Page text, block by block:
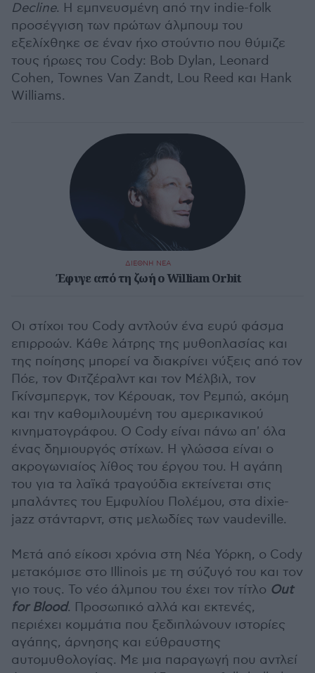
Decline. Η εμπνευσμένη από την indie-folk
προσέγγιση των πρώτων άλμπουμ του
εξελίχθηκε σε έναν ήχο στούντιο που θύμιζε
τους ήρωες του Cody: Bob Dylan, Leonard
Cohen, Townes Van Zandt, Lou Reed και Hank
Williams.
ΔΙΕΘΝΗ ΝΕΑ
Έφυγε από τη ζωή ο William Orbit
Οι στίχοι του Cody αντλούν ένα ευρύ φάσμα
επιρροών. Κάθε λάτρης της μυθοπλασίας και
της ποίησης μπορεί να διακρίνει νύξεις από τον
Πόε, τον Φιτζέραλντ και τον Μέλβιλ, τον
Γκίνσμπεργκ, τον Κέρουακ, τον Ρεμπώ, ακόμη
και την καθομιλουμένη του αμερικανικού
κινηματογράφου. Ο Cody είναι πάνω απ' όλα
ένας δημιουργός στίχων. Η γλώσσα είναι ο
ακρογωνιαίος λίθος του έργου του. Η αγάπη
του για τα λαϊκά τραγούδια εκτείνεται στις
μπαλάντες του Εμφυλίου Πολέμου, στα dixie-
jazz στάνταρντ, στις μελωδίες των vaudeville.
Μετά από είκοσι χρόνια στη Νέα Υόρκη, ο Cody
μετακόμισε στο Illinois με τη σύζυγό του και τον
γιο τους. Το νέο άλμπου του έχει τον τίτλο Out
for Blood. Προσωπικό αλλά και εκτενές,
περιέχει κομμάτια που ξεδιπλώνουν ιστορίες
αγάπης, άρνησης και εύθραυστης
αυτομυθολογίας. Με μια παραγωγή που αντλεί